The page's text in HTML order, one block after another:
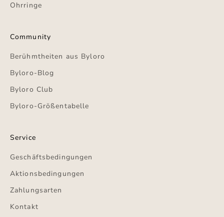
Ohrringe
Community
Berühmtheiten aus Byloro
Byloro-Blog
Byloro Club
Byloro-Größentabelle
Service
Geschäftsbedingungen
Aktionsbedingungen
Zahlungsarten
Kontakt